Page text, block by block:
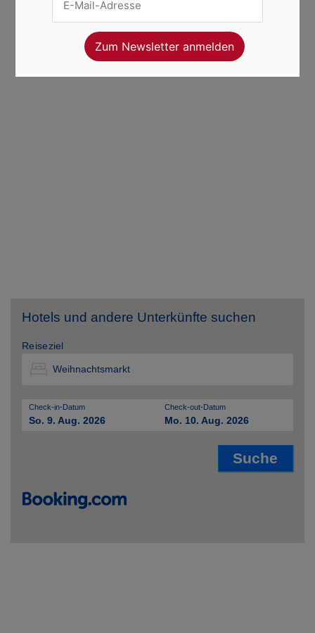
Hotels und andere Unterkünfte suchen
Reiseziel
Check-in-Datum
So. 9. Aug. 2026
Check-out-Datum
Mo. 10. Aug. 2026